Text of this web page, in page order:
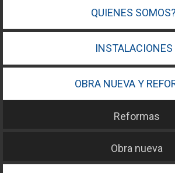
QUIENES SOMOS?
INSTALACIONES
OBRA NUEVA Y
Reformas
Obra nueva